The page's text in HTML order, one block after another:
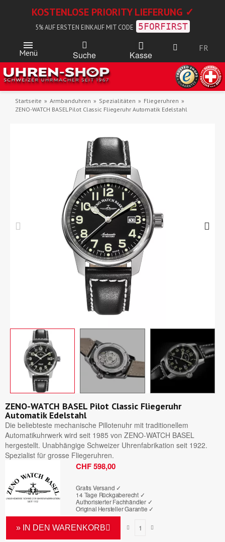
KOSTENLOSE PRIORITY LIEFERUNG ✓
5% AUF ERSTEN EINKAUF MIT CODE 5FORFIRST
Menü Suche Kasse
FR
Startseite Armbanduhren Spezialitäten
Fliegeruhren
ZENO-WATCH BASEL Pilot Classic Fliegeruhr Automatik Edelstahl
ZENO-WATCH BASEL Pilot Classic Fliegeruhr
Automatik Edelstahl
Die beliebteste mechanische Pillotenuhr mit traditionellem
Automatikuhrwerk wird seit 1985 von ZENO-WATCH BASEL
hergestellt. Unabhängige Schweizer Uhrenfabrikation seit 1922.
Spezialist für grosse Fliegeruhren.
CHF 598,00
Gratis Versand ✓
14 Tage Rückgaberecht ✓
Authorisierter Fachhändler ✓
Original Hersteller Garantie ✓
» IN DEN WARENKORB